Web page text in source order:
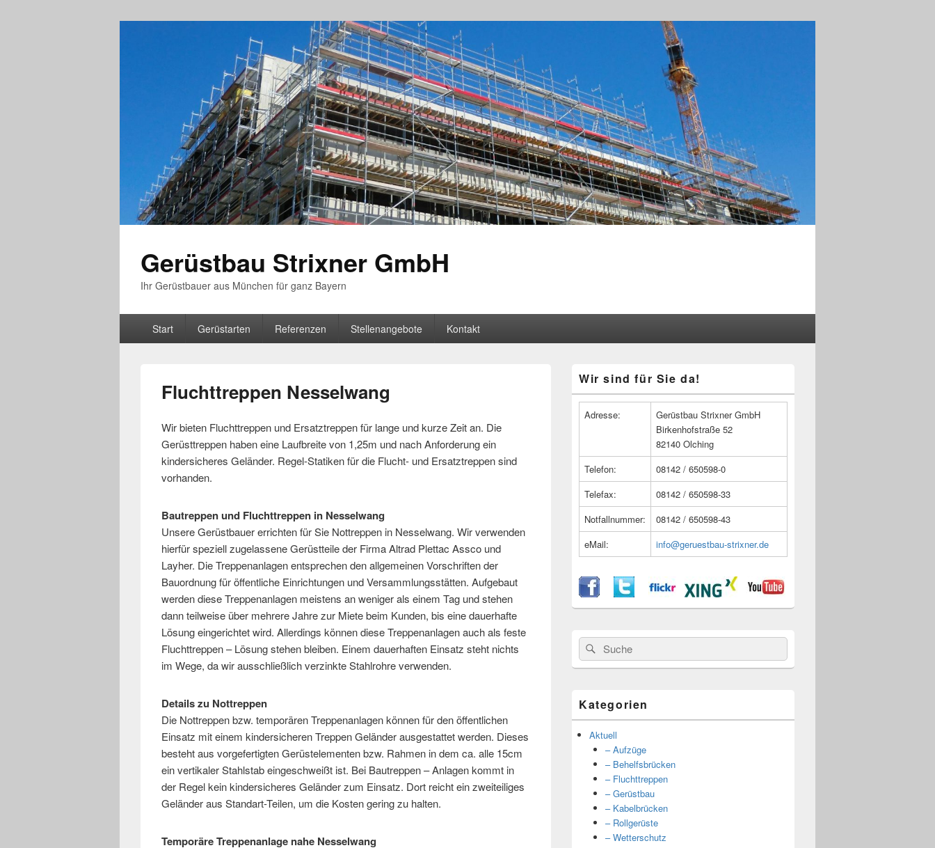
Gerüstbau Strixner GmbH
Ihr Gerüstbauer aus München für ganz Bayern
Start Gerüstarten Referenzen Stellenangebote Kontakt
Fluchttreppen Nesselwang
Wir bieten Fluchttreppen und Ersatztreppen für lange und kurze Zeit an. Die
Gerüsttreppen haben eine Laufbreite von 1,25m und nach Anforderung ein
kindersicheres Geländer. Regel-Statiken für die Flucht- und Ersatztreppen sind
vorhanden.
Bautreppen und Fluchttreppen in Nesselwang
Unsere Gerüstbauer errichten für Sie Nottreppen in Nesselwang. Wir verwenden
hierfür speziell zugelassene Gerüstteile der Firma Altrad Plettac Assco und
Layher. Die Treppenanlagen entsprechen den allgemeinen Vorschriften der
Bauordnung für öffentliche Einrichtungen und Versammlungsstätten. Aufgebaut
werden diese Treppenanlagen meistens an weniger als einem Tag und stehen
dann teilweise über mehrere Jahre zur Miete beim Kunden, bis eine dauerhafte
Lösung eingerichtet wird. Allerdings können diese Treppenanlagen auch als feste
Fluchttreppen – Lösung stehen bleiben. Einem dauerhaften Einsatz steht nichts
im Wege, da wir ausschließlich verzinkte Stahlrohre verwenden.
Details zu Nottreppen
Die Nottreppen bzw. temporären Treppenanlagen können für den öffentlichen
Einsatz mit einem kindersicheren Treppen Geländer ausgestattet werden. Dieses
besteht aus vorgefertigten Gerüstelementen bzw. Rahmen in dem ca. alle 15cm
ein vertikaler Stahlstab eingeschweißt ist. Bei Bautreppen – Anlagen kommt in
der Regel kein kindersicheres Geländer zum Einsatz. Dort reicht ein zweiteiliges
Geländer aus Standart-Teilen, um die Kosten gering zu halten.
Temporäre Treppenanlage nahe Nesselwang
Seitenleisten
Widget-
Wir sind für Sie da!
Adresse:
Gerüstbau Strixner GmbH
Birkenhofstraße 52
82140 Olching
Telefon:
08142 / 650598-0
Telefax:
08142 / 650598-33
Notfallnummer:
08142 / 650598-43
eMail:
info@geruestbau-strixner.de
Suche
nach:
Kategorien
Aktuell
– Aufzüge
– Behelfsbrücken
– Fluchttreppen
– Gerüstbau
– Kabelbrücken
– Rollgerüste
– Wetterschutz